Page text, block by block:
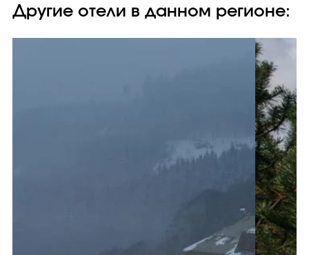
Другие отели в данном регионе: